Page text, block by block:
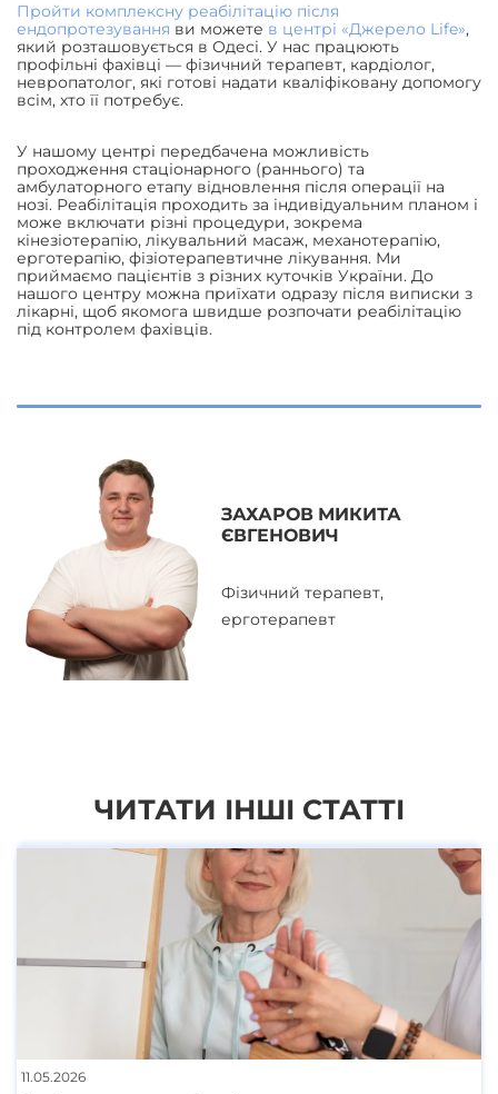
Пройти комплексну реабілітацію після
ендопротезування ви можете в центрі «Джерело Life»,
який розташовується в Одесі. У нас працюють
профільні фахівці — фізичний терапевт, кардіолог,
невропатолог, які готові надати кваліфіковану допомогу
всім, хто її потребує.
У нашому центрі передбачена можливість
проходження стаціонарного (раннього) та
амбулаторного етапу відновлення після операції на
нозі. Реабілітація проходить за індивідуальним планом і
може включати різні процедури, зокрема
кінезіотерапію, лікувальний масаж, механотерапію,
ерготерапію, фізіотерапевтичне лікування. Ми
приймаємо пацієнтів з різних куточків України. До
нашого центру можна приїхати одразу після виписки з
лікарні, щоб якомога швидше розпочати реабілітацію
під контролем фахівців.
ЗАХАРОВ МИКИТА
ЄВГЕНОВИЧ
Фізичний терапевт,
ерготерапевт
ЧИТАТИ ІНШІ СТАТТІ
11.05.2026